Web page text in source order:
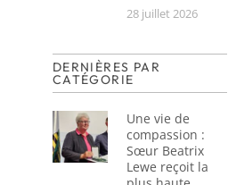
28 juillet 2026
DERNIÈRES PAR
CATÉGORIE
Une vie de
compassion :
Sœur Beatrix
Lewe reçoit la